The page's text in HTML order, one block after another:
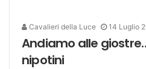
Cavalieri della Luce 14 Luglio
Andiamo alle
nipotini